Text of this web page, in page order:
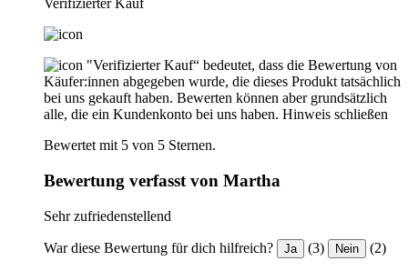
Verifizierter Kauf
"Verifizierter Kauf“ bedeutet, dass die Bewertung von
Käufer:innen abgegeben wurde, die dieses Produkt tatsächlich
bei uns gekauft haben. Bewerten können aber grundsätzlich
alle, die ein Kundenkonto bei uns haben. Hinweis schließen
Bewertet mit 5 von 5 Sternen.
Bewertung verfasst von Martha
Sehr zufriedenstellend
War diese Bewertung für dich hilfreich? Ja (3) Nein (2)